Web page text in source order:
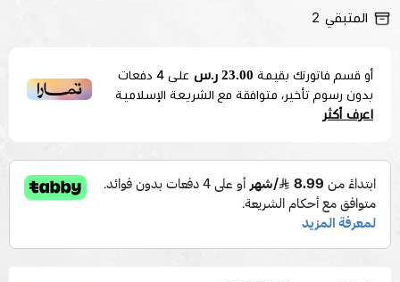
المتبقي 2
أو قسم فاتورتك بقيمة 23.00 ر.س على 4 دفعات
بدون رسوم تأخير، متوافقة مع الشريعة الإسلامية
اعرف أكثر